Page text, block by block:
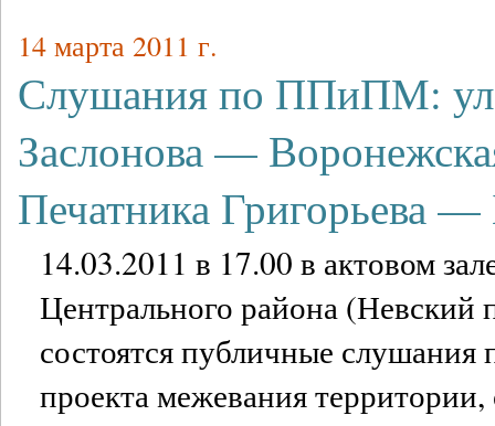
14 марта 2011 г.
Слушания по ППиПМ:
Заслонова —
Печатника Григорьева
14.03.2011 в 17.00 в актовом
Центрального района (Невский
состоятся публичные слушания
проекта межевания